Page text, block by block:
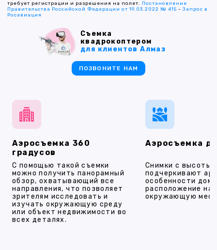
Аэросъемка 360
градусов
С помощью такой съемки
можно получить панорамный
обзор, охватывающий все
направления, что позволяет
зрителям исследовать и
изучать окружающую среду
или объект недвижимости во
всех деталях.
Аэросъемка
Снимки с высоты
подчеркивают
особенности
расположение на
окружающую
требует регистрации и разрешения на полет. Постановление
Правительства Российской Федерации от 19.03.2022 № 415 -Запрос в
Росавиация
Съемка
квадрокоптером
для клиентов Алмаз
ПОЗВОНИТЕ НАМ